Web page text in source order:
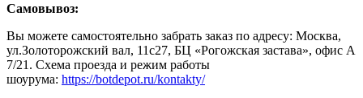
Самовывоз:
Вы можете самостоятельно забрать заказ по адресу: Москва,
ул.Золоторожский вал, 11с27, БЦ «Рогожская застава», офис А
7/21. Схема проезда и режим работы
шоурума: https://botdepot.ru/kontakty/